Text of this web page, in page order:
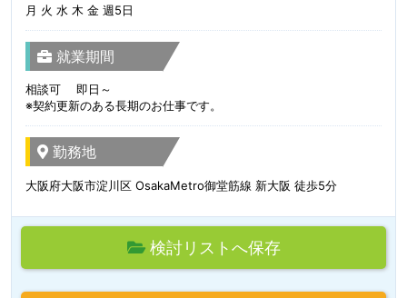
月 火 水 木 金 週5日
就業期間
相談可 即日～
※契約更新のある長期のお仕事です。
勤務地
大阪府大阪市淀川区 OsakaMetro御堂筋線 新大阪 徒歩5分
検討リストへ保存